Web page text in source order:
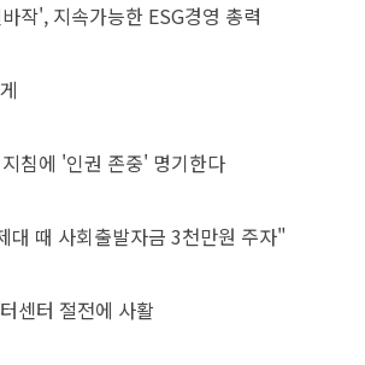
작', 지속가능한 ESG경영 총력
침에 '인권 존중' 명기한다
대 때 사회출발자금 3천만원 주자"
센터 절전에 사활